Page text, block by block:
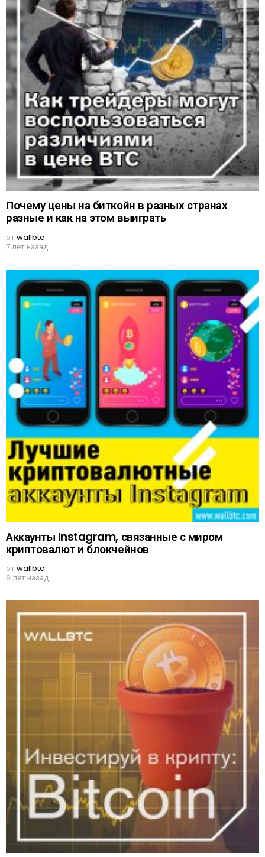
Почему цены на биткойн в разных странах
разные и как на этом выиграть
отwallbtc
7 лет назад
Аккаунты Instagram, связанные с миром
криптовалют и блокчейнов
отwallbtc
6 лет назад